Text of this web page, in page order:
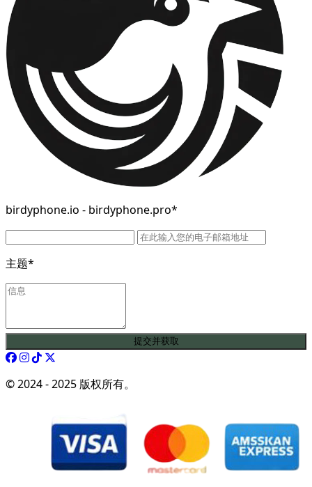
birdyphone.io - birdyphone.pro*
主题*
提交并获取
© 2024 - 2025 版权所有。